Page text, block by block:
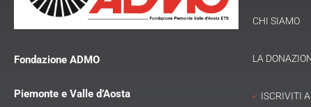
Fondazione ADMO
Piemonte e Valle d’Aosta
CHI SIAMO
LA
ISCRIVITI